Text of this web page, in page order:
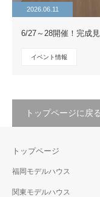
2026.06.11
6/27～28開催！完成
イベント情報
トップページに戻る
トップページ
福岡モデルハウス
関東モデルハウス